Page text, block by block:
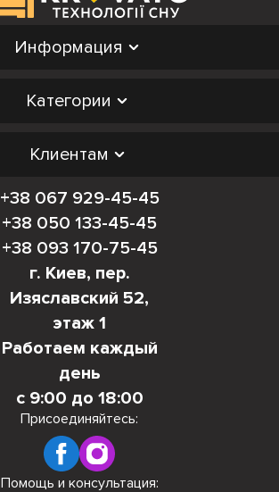
Информация
Категории
Клиентам
+38 067 929-45-45
+38 050 133-45-45
+38 093 170-75-45
г. Киев, пер.
Изяславский 52,
этаж 1
Работаем каждый
день
с 9:00 до 18:00
Присоединяйтесь:
Помощь и консультация: